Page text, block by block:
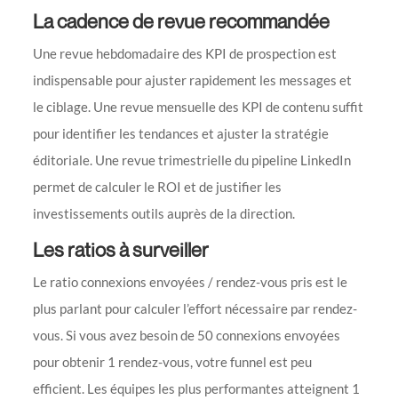
La cadence de revue recommandée
Une revue hebdomadaire des KPI de prospection est
indispensable pour ajuster rapidement les messages et
le ciblage. Une revue mensuelle des KPI de contenu suffit
pour identifier les tendances et ajuster la stratégie
éditoriale. Une revue trimestrielle du pipeline LinkedIn
permet de calculer le ROI et de justifier les
investissements outils auprès de la direction.
Les ratios à surveiller
Le ratio connexions envoyées / rendez-vous pris est le
plus parlant pour calculer l’effort nécessaire par rendez-
vous. Si vous avez besoin de 50 connexions envoyées
pour obtenir 1 rendez-vous, votre funnel est peu
efficient. Les équipes les plus performantes atteignent 1